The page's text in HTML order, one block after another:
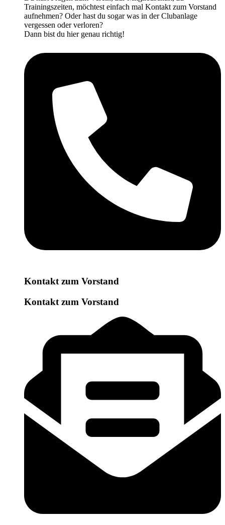
Trainingszeiten, möchtest einfach mal Kontakt zum Vorstand
aufnehmen? Oder hast du sogar was in der Clubanlage
vergessen oder verloren?
Dann bist du hier genau richtig!
Kontakt zum Vorstand
Kontakt zum Vorstand